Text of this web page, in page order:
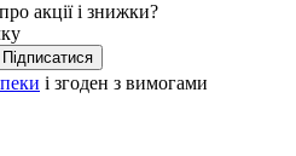
акції і знижки?
Підписатися
і згоден з вимогами